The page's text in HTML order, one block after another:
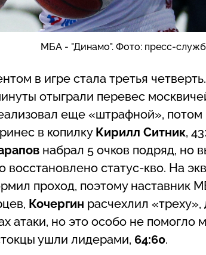
МБА - "Динамо". Фото: пресс-
в игре стала третья
отыграли перевес
еще «штрафной», потом
в копилку Кирилл Ситник,
набрал 5 очков подряд, но
восстановлено статус-кво. На
проход, поэтому наставник
Кочергин расчехлил
атаки, но это особо не помогло
ушли лидерами, 64:60.